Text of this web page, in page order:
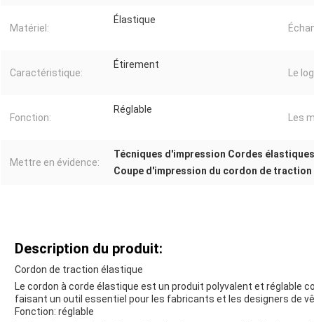
Matériel:
Élastique
Caractéristique:
Étirement
Le
Fonction:
Réglable
Les
Mettre en évidence:
Técniques d'impression Cordes élastiques
Coupe d'impression du cordon de
Description du produit:
Cordon de traction élastique
Le cordon à corde élastique est un produit polyvalent et réglable
faisant un outil essentiel pour les fabricants et les designers de
Fonction: réglable